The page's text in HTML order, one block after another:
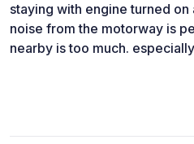
staying with engine turned on
noise from the motorway is
nearby is too much.